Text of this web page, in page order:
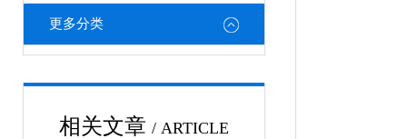
更多分类
相关文章 / ARTICLE